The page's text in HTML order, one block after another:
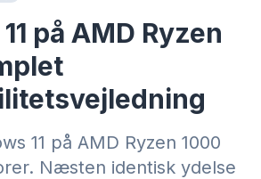
på AMD Ryzen
11 på AMD Ryzen 1000
Næsten identisk ydelse